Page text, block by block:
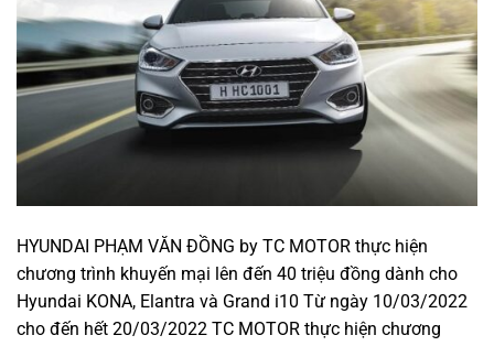
HYUNDAI PHẠM VĂN ĐỒNG by TC MOTOR thực hiện
chương trình khuyến mại lên đến 40 triệu đồng dành cho
Hyundai KONA, Elantra và Grand i10 Từ ngày 10/03/2022
cho đến hết 20/03/2022 TC MOTOR thực hiện chương